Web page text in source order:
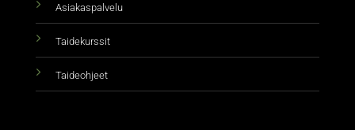
Asiakaspalvelu
Taidekurssit
Taideohjeet